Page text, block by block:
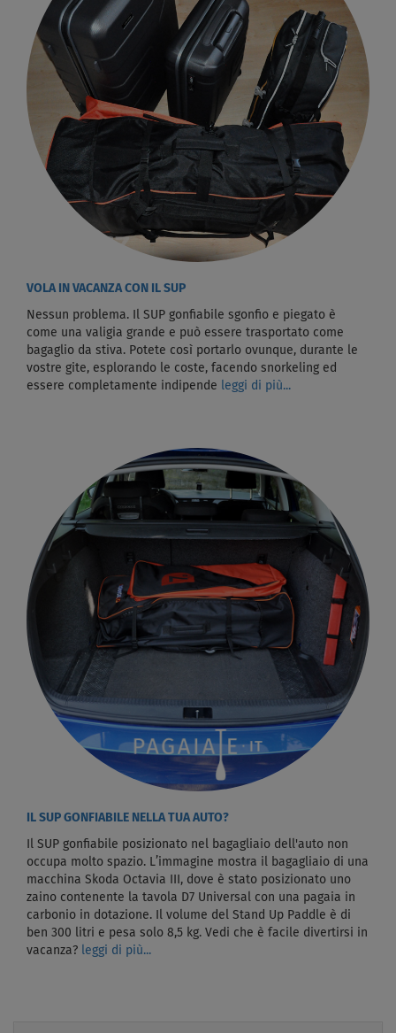
VOLA IN VACANZA CON IL SUP
Nessun problema. Il SUP gonfiabile sgonfio e piegato è
come una valigia grande e può essere trasportato come
bagaglio da stiva. Potete così portarlo ovunque, durante le
vostre gite, esplorando le coste, facendo snorkeling ed
essere completamente indipende leggi di più...
IL SUP GONFIABILE NELLA TUA AUTO?
Il SUP gonfiabile posizionato nel bagagliaio dell'auto non
occupa molto spazio. L’immagine mostra il bagagliaio di una
macchina Skoda Octavia III, dove è stato posizionato uno
zaino contenente la tavola D7 Universal con una pagaia in
carbonio in dotazione. Il volume del Stand Up Paddle è di
ben 300 litri e pesa solo 8,5 kg. Vedi che è facile divertirsi in
vacanza? leggi di più...